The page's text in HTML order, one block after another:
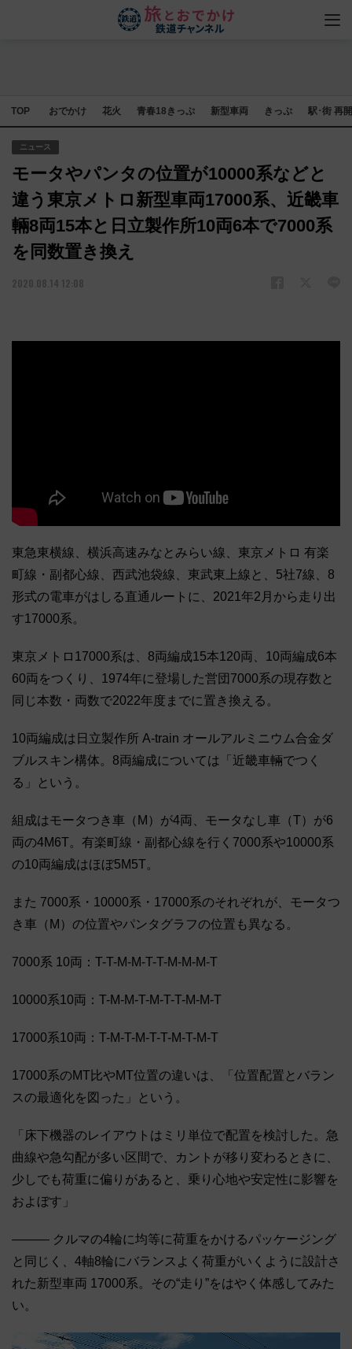
TOP おでかけ 花火 青春18きっぷ 新型車両 きっぷ 駅･街 再
ニュース
モータやパンタの位置が10000系などと
違う東京メトロ新型車両17000系、近畿車
輛8両15本と日立製作所10両6本で7000系
を同数置き換え
2020.08.14 12:08
東急東横線、横浜高速みなとみらい線、東京メトロ 有楽
町線・副都心線、西武池袋線、東武東上線と、5社7線、8
形式の電車がはしる直通ルートに、2021年2月から走り出
す17000系。
東京メトロ17000系は、8両編成15本120両、10両編成6本
60両をつくり、1974年に登場した営団7000系の現存数と
同じ本数・両数で2022年度までに置き換える。
10両編成は日立製作所 A-train オールアルミニウム合金ダ
ブルスキン構体。8両編成については「近畿車輛でつく
る」という。
組成はモータつき車（M）が4両、モータなし車（T）が6
両の4M6T。有楽町線・副都心線を行く7000系や10000系
の10両編成はほぼ5M5T。
また 7000系・10000系・17000系のそれぞれが、モータつ
き車（M）の位置やパンタグラフの位置も異なる。
7000系 10両：T-T-M-M-T-T-M-M-M-T
10000系10両：T-M-M-T-M-T-T-M-M-T
17000系10両：T-M-T-M-T-T-M-T-M-T
17000系のMT比やMT位置の違いは、「位置配置とバラン
スの最適化を図った」という。
「床下機器のレイアウトはミリ単位で配置を検討した。急
曲線や急勾配が多い区間で、カントが移り変わるときに、
少しでも荷重に偏りがあると、乗り心地や安定性に影響を
およぼす」
――― クルマの4輪に均等に荷重をかけるパッケージング
と同じく、4軸8輪にバランスよく荷重がいくように設計さ
れた新型車両 17000系。その“走り”をはやく体感してみた
い。